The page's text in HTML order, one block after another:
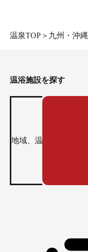
温泉TOP ＞ 九州・沖縄
温浴施設を探す